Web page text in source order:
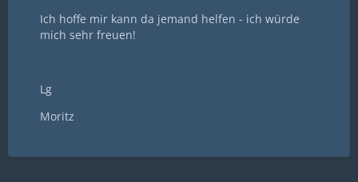
Ich hoffe mir kann da jemand helfen - ich würde
mich sehr freuen!
Lg
Moritz